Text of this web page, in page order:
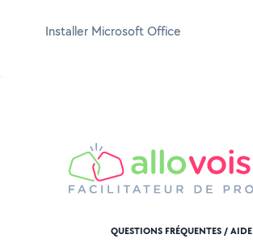
Installer Microsoft Office
QUESTIONS FRÉQUENTES / AIDE